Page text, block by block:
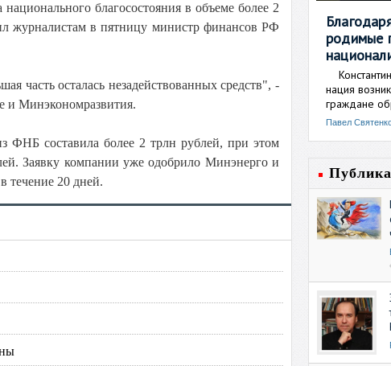
благосостояния в объеме более 2
журналистам в пятницу министр финансов РФ
часть осталась незадействованных средств", -
и Минэкономразвития.
ФНБ составила более 2 трлн рублей, при этом
Заявку компании уже одобрило Минэнерго и
течение 20 дней.
родимые
нация
граждане
Павел